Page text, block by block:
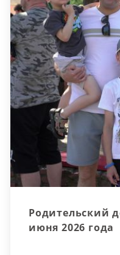
Родительский
июня 2026 года